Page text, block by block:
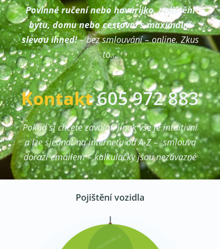
Povinné ručení nebo havarijko, pojištění
bytu, domu nebo cestovní s maximální
slevou ihned!– bez smlouvání – online. Zkus
to…
Kontakt605 972 883
Pokud si chcete zavolat, jinak vše je intuitivní
a lze sjednat na internetu od A-Z – smlouva
dorazí emailem – kalkulačky jsou nezávazné
Pojištění vozidla